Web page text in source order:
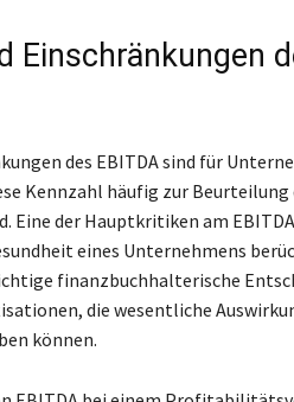
Einschränkungen
des EBITDA sind für
Kennzahl häufig zur
Eine der Hauptkritiken am
eines Unternehmens
finanzbuchhalterische
die wesentliche
können.